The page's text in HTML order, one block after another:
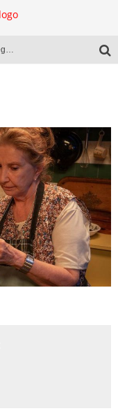
El libro en la mira de la desregulación